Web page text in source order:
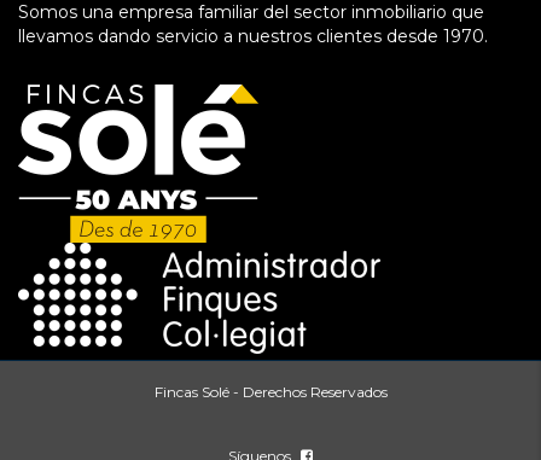
Somos una empresa familiar del sector inmobiliario que
llevamos dando servicio a nuestros clientes desde 1970.
Fincas Solé - Derechos Reservados
Síguenos